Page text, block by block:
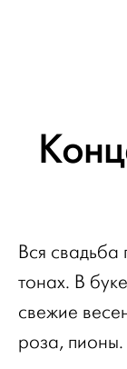
Вся свадьба
тонах. В
свежие
роза,